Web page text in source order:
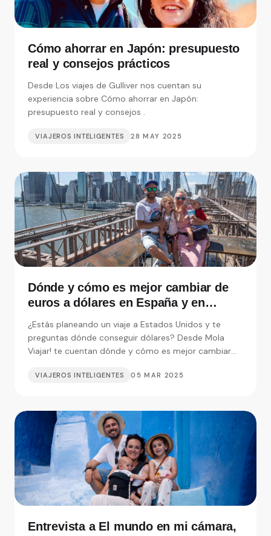
Cómo ahorrar en Japón: presupuesto
real y consejos prácticos
Desde Los viajes de Gulliver nos cuentan su
experiencia sobre Cómo ahorrar en Japón:
presupuesto real y consejos .
VIAJEROS INTELIGENTES 28 MAY 2025
Dónde y cómo es mejor cambiar de
euros a dólares en España y en
¿Estás planeando un viaje a Estados Unidos y te
preguntas dónde conseguir dólares? Desde Mola
Viajar! te cuentan dónde y cómo es mejor cambiar
VIAJEROS INTELIGENTES 05 MAR 2025
Entrevista a El mundo en mi cámara,